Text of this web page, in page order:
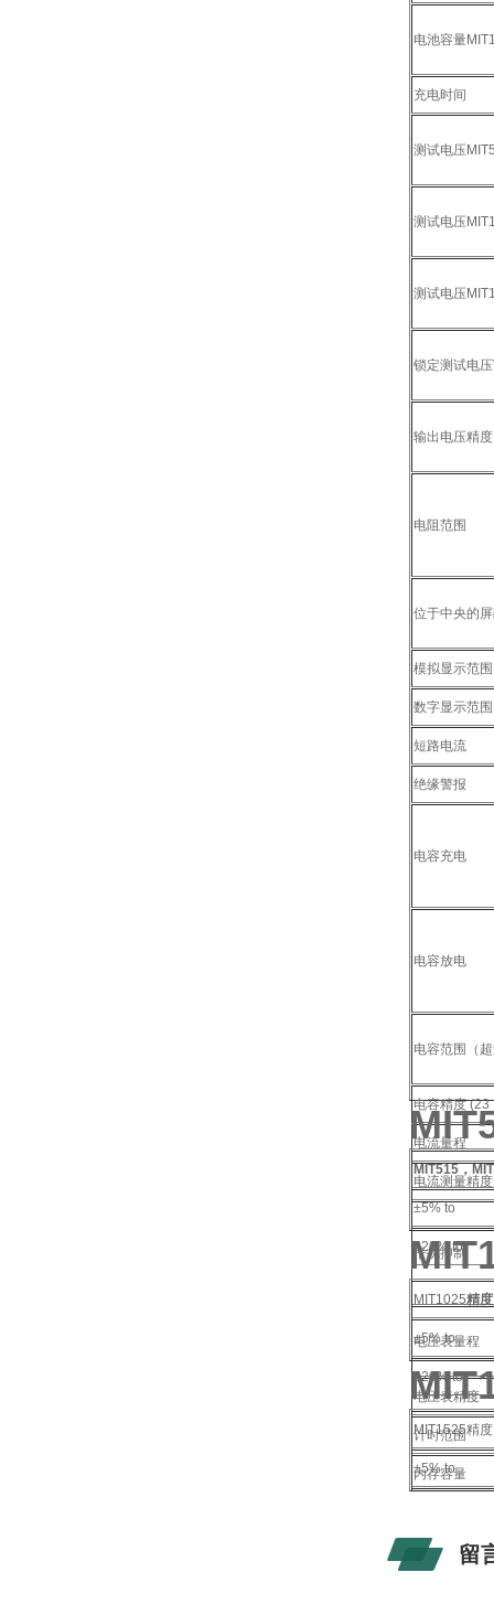
电池容量
充电时间
测试电压
测试电压
测试电压
锁定测试电
输出电压精度
电阻范围
位于中央的
模拟显示范围
数字显示范围
短路电流
绝缘警报
电容充电
电容放电
电容范围（
电容精度 (23
电流量程
电流测量精度
干扰抑制
电压表量程
电压表精度
计时范围
内存容量
接口
MIT515，
±5% to
±20% to
MIT1025精
±5% to
±20% to
MIT1525精
±5% to
留